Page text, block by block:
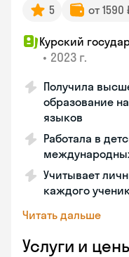
5 от
Курский
• 2023 г.
Получила
образование
языков
Работала в
Учитывает
каждого
Читать дальше
Услуги и